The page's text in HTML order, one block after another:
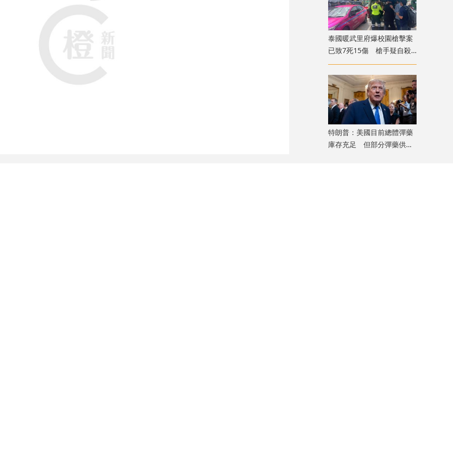
泰國暖武里府爆校園槍擊案
已致7死15傷 槍手疑自殺
身亡
特朗普：美國目前總體彈藥
庫存充足 但部分彈藥供應